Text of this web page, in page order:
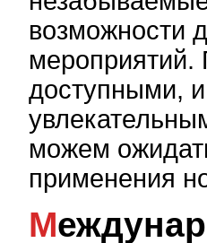
возможности
мероприятий.
доступными,
можем
применения
Международные праздники: как